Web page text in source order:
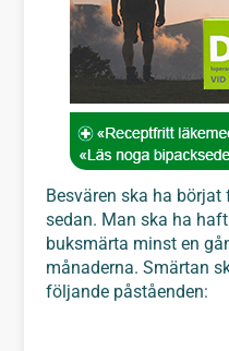
Besvären ska ha
sedan. Man ska ha
buksmärta minst en
månaderna. Smärtan
följande påståenden: